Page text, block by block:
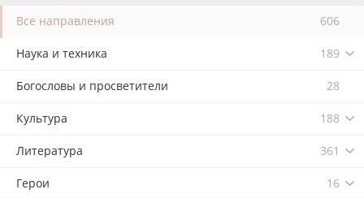
Все направления 606
Наука и техника 189
Богословы и просветители 28
Культура 188
Литература 361
Герои 16